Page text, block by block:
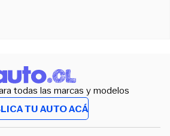
todas las marcas y modelos
TU AUTO ACÁ